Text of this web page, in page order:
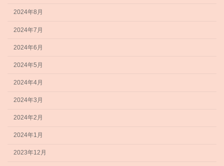
2024年8月
2024年7月
2024年6月
2024年5月
2024年4月
2024年3月
2024年2月
2024年1月
2023年12月